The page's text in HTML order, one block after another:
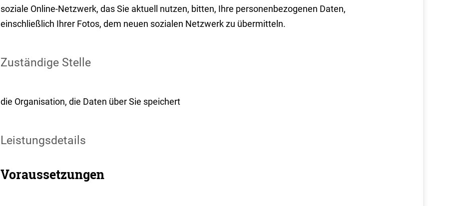
soziale Online-Netzwerk, das Sie aktuell nutzen, bitten, Ihre personenbezogenen Daten,
einschließlich Ihrer Fotos, dem neuen sozialen Netzwerk zu übermitteln.
Zuständige Stelle
die Organisation, die Daten über Sie speichert
Leistungsdetails
Voraussetzungen